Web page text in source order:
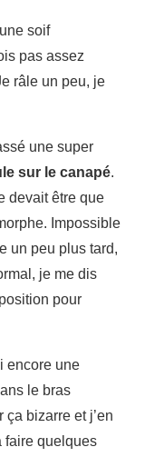
soif
pas assez
râle un peu, je
une super
sur le canapé.
devait être que
Impossible
un peu plus tard,
je me dis
pour
encore une
le bras
bizarre et j’en
faire quelques